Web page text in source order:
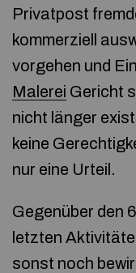
Privatpost
kommerziell
vorgehen und
Malerei Gericht
nicht länger
keine
nur eine Urteil.
Gegenüber den
letzten
sonst noch